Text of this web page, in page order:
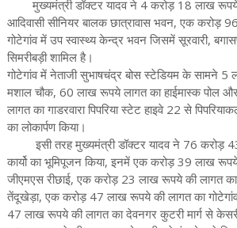
मुख्यमंत्री डॉक्टर यादव ने 4 करोड़ 18 लाख रूपये
आदिवासी सीनियर बालक छात्रावास भवन, एक करोड़
गोटेगांव में उप स्वास्थ्य केन्द्र भवन जिसमें सूरवारी,
सिमरीबड़ी शामिल है।
गोटेगांव में नेताजी सुभाषचंद्र बोस स्टेडियम के सामने 5
मशाल चौक, 60 लाख रूपये लागत का हाईमास्क पोल
लागत का गाडरवारा पिपरिया स्टेट हाइवे 22 से
का लोकार्पण किया।
इसी तरह मुख्यमंत्री डॉक्टर यादव ने 76 करोड़
कार्यो का भूमिपूजन किया, इनमें एक करोड़ 39 लाख
जीएमएस रीछाई, एक करोड़ 23 लाख रूपये की लागत
तेंदूखेड़ा, एक करोड़ 47 लाख रूपये की लागत का
47 लाख रूपये की लागत का देवनगर कुटरी मार्ग से केसरी